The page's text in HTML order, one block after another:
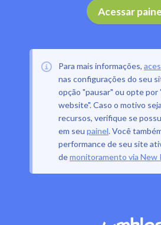
Acessar
Para mais informações,
nas configurações do seu
opção "pausar" ou opte por
website". Caso o motivo
recursos, verifique se
em seu painel. Você
performance de seu site
demonitoramento via New